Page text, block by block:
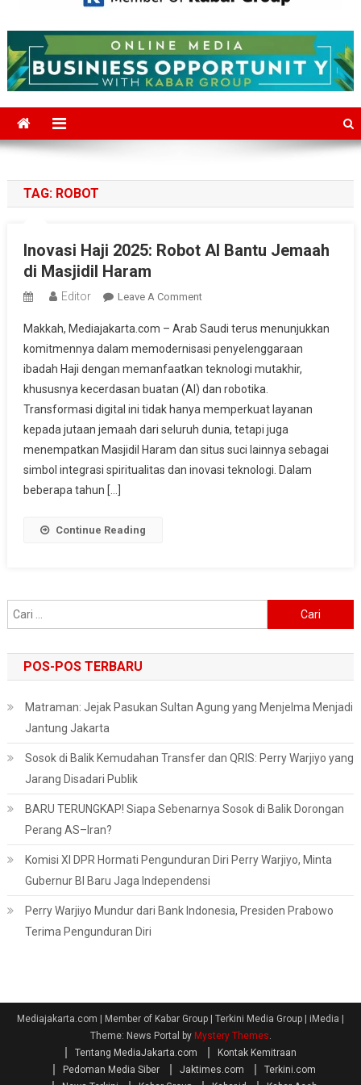
Mediajakarta.com
TAG: ROBOT
Inovasi Haji 2025: Robot AI Bantu Jemaah
di Masjidil Haram
Editor Leave A CommentOn
Haji
2025:
Robot
AI
Bantu
Jemaah
Di
Masjidil
Makkah, Mediajakarta.com – Arab Saudi terus menunjukkan
komitmennya dalam memodernisasi penyelenggaraan
ibadah Haji dengan memanfaatkan teknologi mutakhir,
khususnya kecerdasan buatan (AI) dan robotika.
Transformasi digital ini tidak hanya memperkuat layanan
kepada jutaan jemaah dari seluruh dunia, tetapi juga
menempatkan Masjidil Haram dan situs suci lainnya sebagai
simbol integrasi spiritualitas dan inovasi teknologi. Dalam
beberapa tahun […]
Continue Reading
untuk:
POS-POS TERBARU
Matraman: Jejak Pasukan Sultan Agung yang Menjelma Menjadi
Jantung Jakarta
Sosok di Balik Kemudahan Transfer dan QRIS: Perry Warjiyo yang
Jarang Disadari Publik
BARU TERUNGKAP! Siapa Sebenarnya Sosok di Balik Dorongan
Perang AS–Iran?
Komisi XI DPR Hormati Pengunduran Diri Perry Warjiyo, Minta
Gubernur BI Baru Jaga Independensi
Perry Warjiyo Mundur dari Bank Indonesia, Presiden Prabowo
Terima Pengunduran Diri
Mediajakarta.com | Member of Kabar Group | Terkini Media Group | iMedia
Theme: News Portal by Mystery Themes.
Tentang MediaJakarta.com
Kontak Kemitraan
Pedoman Media Siber
Jaktimes.com
Terkini.com